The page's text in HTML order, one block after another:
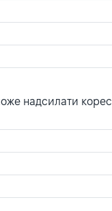
надсилати